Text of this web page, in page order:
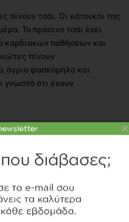
πίνουν τσάι. Οι κάτοικοι της
Το πράσινο τσάι έχει
καρδιακών παθήσεων και
πίνουν
άγριο φασκόμηλο και
γνωστό ότι έχουν
να ζουν περισσότερο
τώρα). Οι άνθρωποι στις
γεύμα ή με φίλους.
×